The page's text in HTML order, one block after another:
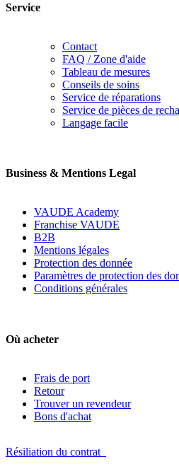
Service
Contact
FAQ / Zone d'aide
Tableau de mesures
Conseils de soins
Service de réparations
Service de pièces de
Langage facile
Business & Mentions Legal
VAUDE Academy
Franchise VAUDE
B2B
Mentions légales
Protection des donnée
Paramètres de protection des
Conditions générales
Où acheter
Frais de port
Retour
Trouver un revendeur
Bons d'achat
Résiliation du contrat